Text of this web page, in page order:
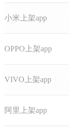
小米上架app
OPPO上架app
VIVO上架app
阿里上架app